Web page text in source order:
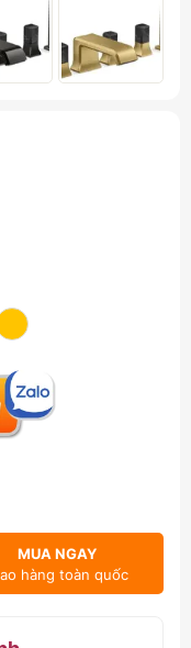
MUA NGAY
hàng toàn quốc